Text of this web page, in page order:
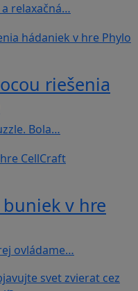
relaxačná…
riešenia
Bola…
v hre
ovládame…